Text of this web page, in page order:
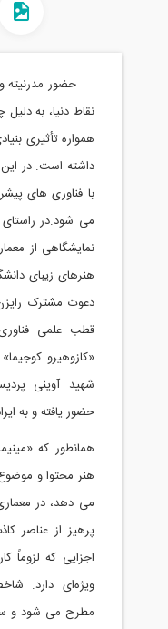
حضور مدرنيته
نقاط دنيا، به
همواره تأثيری
داشته است. در اين
با فناوری های
می شود.در راستای
نمايشگاهی از
دعوت مشترک
قطب علمی
«کازوهيرو
شهيد آوينی
حضور يافته و به
همانطور که
هنر محتوا و موضوع
می دهد، در
پرهيز از عناصر
اجزايی که لزوماً
ويژه‌ای دارد.
مطرح می شود و